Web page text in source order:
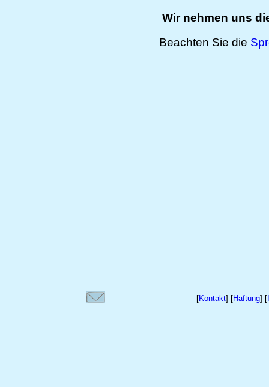
Wir nehmen uns
Beachten Sie die
[Kontakt] [Haftung] [